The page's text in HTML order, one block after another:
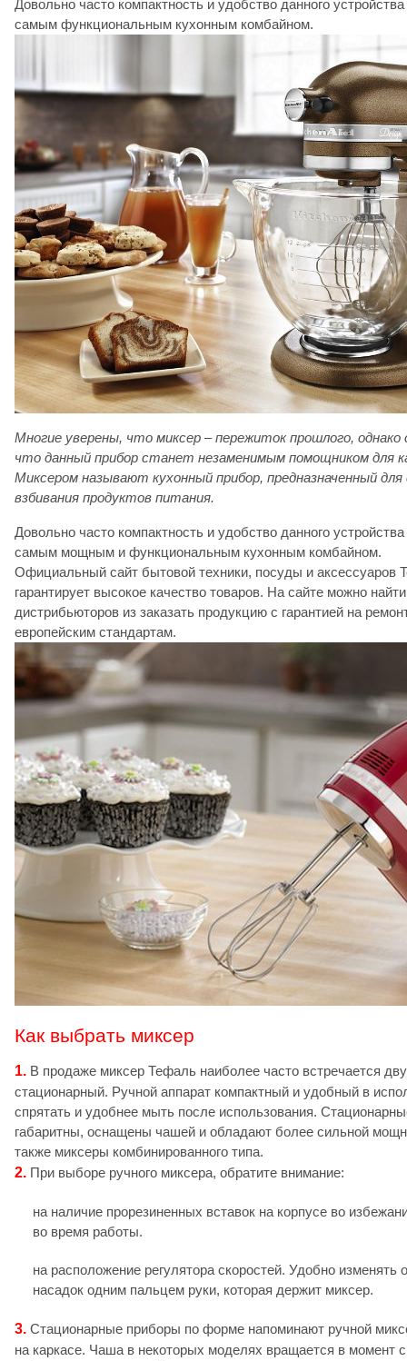
Довольно часто компактность и удобство данного
самым функциональным кухонным комбайном.
Многие уверены, что миксер – пережиток прошлого, однако
что данный прибор станет незаменимым помощником для
Миксером называют кухонный прибор, предназначенный
взбивания продуктов питания.
Довольно часто компактность и удобство данного
самым мощным и функциональным кухонным комбайном.
Официальный сайт бытовой техники, посуды и аксессуаров
гарантирует высокое качество товаров. На сайте можно
дистрибьюторов из заказать продукцию с гарантией на
европейским стандартам.
Как выбрать миксер
1. В продаже миксер Тефаль наиболее часто встречается
стационарный. Ручной аппарат компактный и удобный в
спрятать и удобнее мыть после использования.
габаритны, оснащены чашей и обладают более сильной
также миксеры комбинированного типа.
2. При выборе ручного миксера, обратите внимание:
на наличие прорезиненных вставок на корпусе во
во время работы.
на расположение регулятора скоростей. Удобно изменять
насадок одним пальцем руки, которая держит миксер.
3. Стационарные приборы по форме напоминают ручной
на каркасе. Чаша в некоторых моделях вращается в момент